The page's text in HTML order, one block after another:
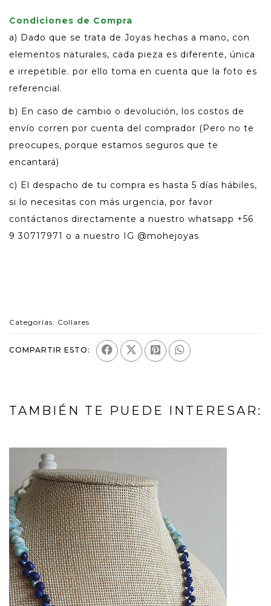
Condiciones de Compra
a) Dado que se trata de Joyas hechas a mano, con
elementos naturales, cada pieza es diferente, única
e irrepetible. por ello toma en cuenta que la foto es
referencial.
b) En caso de cambio o devolución, los costos de
envío corren por cuenta del comprador (Pero no te
preocupes, porque estamos seguros que te
encantará)
c) El despacho de tu compra es hasta 5 días hábiles,
si lo necesitas con más urgencia, por favor
contáctanos directamente a nuestro whatsapp +56
9 30717971 o a nuestro IG @mohejoyas
Categorías: Collares
COMPARTIR ESTO:
TAMBIÉN TE PUEDE INTERESAR: